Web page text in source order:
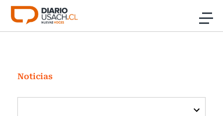
Click acá para ir directamente al contenido
Investigación
Cultura
Noticias